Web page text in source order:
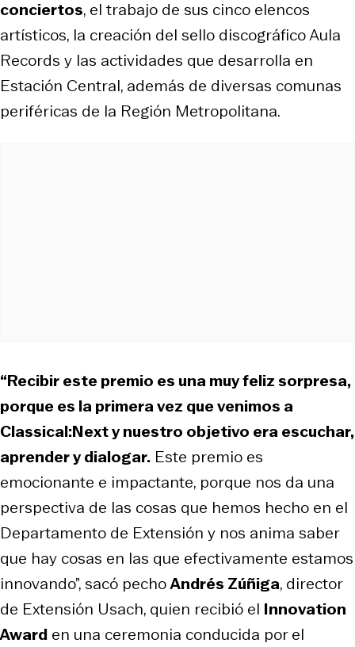
conciertos, el trabajo de sus cinco elencos
artísticos, la creación del sello discográfico Aula
Records y las actividades que desarrolla en
Estación Central, además de diversas comunas
periféricas de la Región Metropolitana.
“Recibir este premio es una muy feliz sorpresa,
porque es la primera vez que venimos a
Classical:Next y nuestro objetivo era escuchar,
aprender y dialogar. Este premio es
emocionante e impactante, porque nos da una
perspectiva de las cosas que hemos hecho en el
Departamento de Extensión y nos anima saber
que hay cosas en las que efectivamente estamos
innovando”, sacó pechoAndrés Zúñiga, director
de Extensión Usach, quien recibió el Innovation
Award en una ceremonia conducida por el